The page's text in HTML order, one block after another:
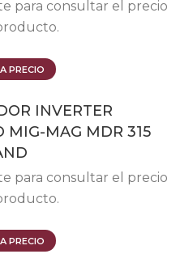
para consultar el precio
PRECIO
INVERTER
MIG-MAG MDR 315
para consultar el precio
PRECIO